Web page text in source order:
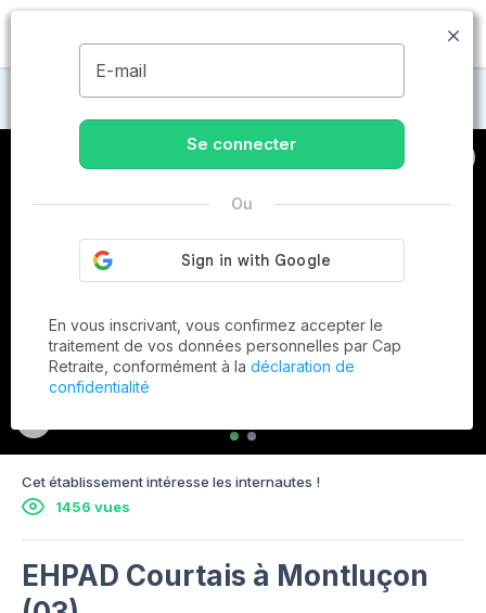
MENU
Maisons de retraite à Montluçon
Cet établissement intéresse les internautes !
1456 vues
EHPAD Courtais à Montluçon
E-mail
Se connecter
Ou
En vous inscrivant, vous confirmez accepter le
traitement de vos données personnelles par Cap
Retraite, conformément à la déclaration de
confidentialité